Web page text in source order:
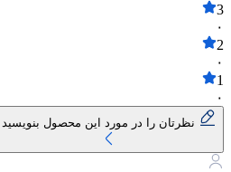
3
۰
2
۰
1
۰
نظرتان را در مورد این محصول بنویسید